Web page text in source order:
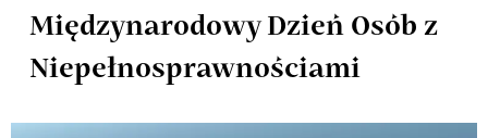
Międzynarodowy Dzień Osób z
Niepełnosprawnościami